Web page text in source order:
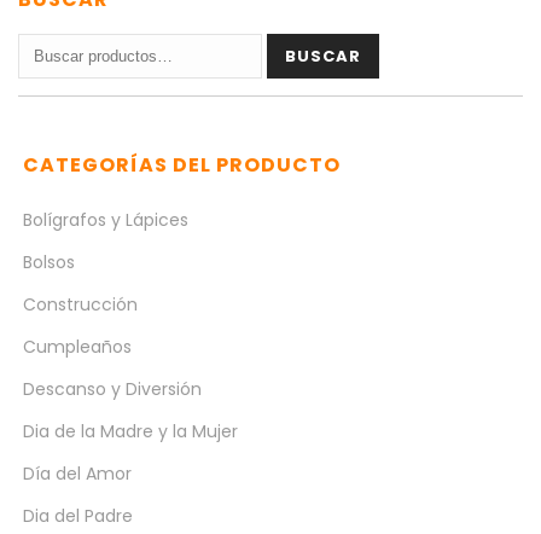
Buscar
por:
BUSCAR
CATEGORÍAS DEL PRODUCTO
Bolígrafos y Lápices
Bolsos
Construcción
Cumpleaños
Descanso y Diversión
Dia de la Madre y la Mujer
Día del Amor
Dia del Padre